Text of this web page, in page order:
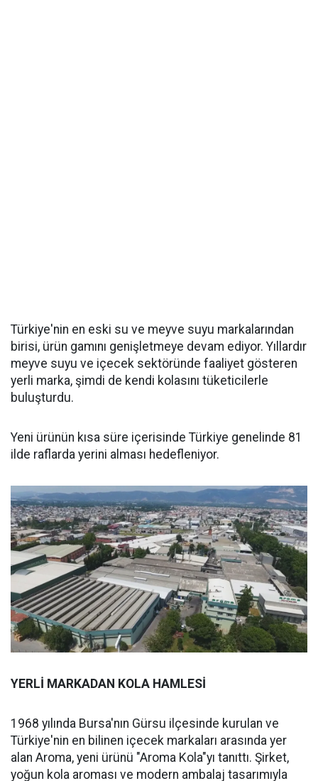
Türkiye'nin en eski su ve meyve suyu markalarından
birisi, ürün gamını genişletmeye devam ediyor. Yıllardır
meyve suyu ve içecek sektöründe faaliyet gösteren
yerli marka, şimdi de kendi kolasını tüketicilerle
buluşturdu.
Yeni ürünün kısa süre içerisinde Türkiye genelinde 81
ilde raflarda yerini alması hedefleniyor.
YERLİ MARKADAN KOLA HAMLESİ
1968 yılında Bursa'nın Gürsu ilçesinde kurulan ve
Türkiye'nin en bilinen içecek markaları arasında yer
alan Aroma, yeni ürünü "Aroma Kola"yı tanıttı. Şirket,
yoğun kola aroması ve modern ambalaj tasarımıyla